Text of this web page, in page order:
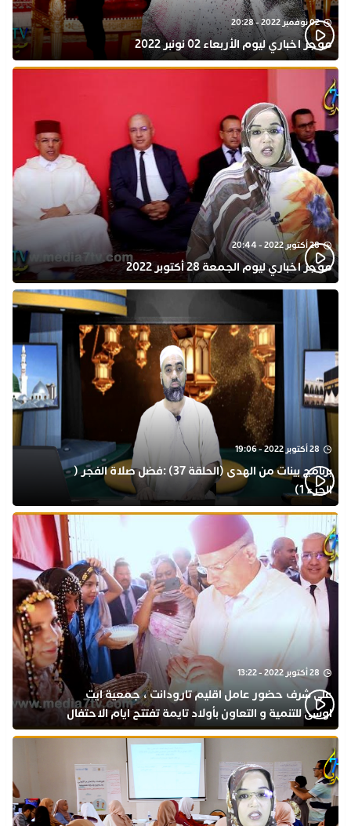
02 نوفمبر 2022 - 20:28
موجز اخباري ليوم الأربعاء 02 نونبر 2022
28 أكتوبر 2022 - 20:44
موجز اخباري ليوم الجمعة 28 أكتوبر 2022
28 أكتوبر 2022 - 19:06
برنامج بينات من الهدى (الحلقة 37) :فضل صلاة الفجر (
الجزء 1)
28 أكتوبر 2022 - 13:22
على شرف حضور عامل اقليم تارودانت ، جمعية ايت
اوسى للتنمية و التعاون بأولاد تايمة تفتتح ايام الاحتفال
بذكرى المولد النبوي